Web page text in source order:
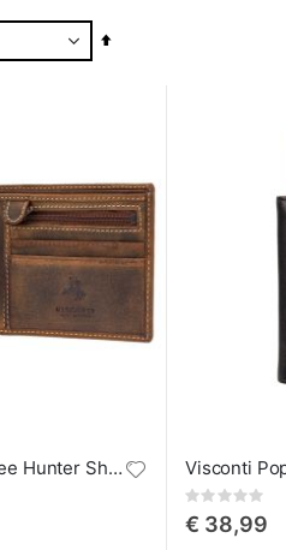
Van
Visconti Portemonnee Hunter Shield
Rating:
€ 38,99